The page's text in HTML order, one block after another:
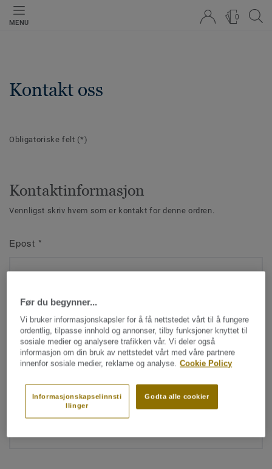
MENU
0
Kontakt oss
Obligatoriske felt (*)
Kontaktinformasjon
Vennligst skriv hvem som er kontakt for denne ordren.
Epost *
Navn*
Etternavn*
Før du begynner...
Vi bruker informasjonskapsler for å få nettstedet vårt til å fungere
ordentlig, tilpasse innhold og annonser, tilby funksjoner knyttet til
sosiale medier og analysere trafikken vår. Vi deler også
informasjon om din bruk av nettstedet vårt med våre partnere
innenfor sosiale medier, reklame og analyse. Cookie Policy
Godta alle cookier
Informasjonskapselinnsti
llinger